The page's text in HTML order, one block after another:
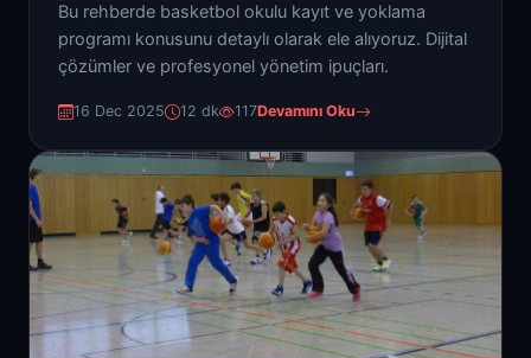
Bu rehberde basketbol okulu kayıt ve yoklama
programı konusunu detaylı olarak ele alıyoruz. Dijital
çözümler ve profesyonel yönetim ipuçları.
16 Dec 2025 12 dk 117Devamını Oku